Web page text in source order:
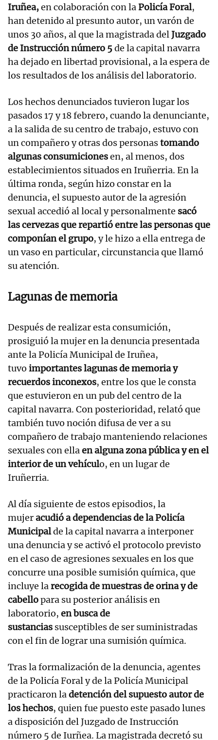
Iruñea,en colaboración con laPolicía Foral,
han detenido al presunto autor, un varón de
unos 30 años, al que la magistrada delJuzgado
de Instrucción número 5de la capital navarra
ha dejado en libertad provisional, a la espera de
los resultados de los análisis del laboratorio.
Los hechos denunciados tuvieron lugar los
pasados 17 y 18 febrero, cuando la denunciante,
a la salida de su centro de trabajo, estuvo con
un compañero y otras dos personastomando
algunas consumicionesen, al menos, dos
establecimientos situados en Iruñerria. En la
última ronda, según hizo constar en la
denuncia, el supuesto autor de la agresión
sexual accedió al local y personalmente sacó
las cervezas que repartió entre las personas que
componían el grupo, y le hizo a ella entrega de
un vaso en particular, circunstancia que llamó
su atención.
Lagunas de memoria
Después de realizar esta consumición,
prosiguió la mujer en la denuncia presentada
ante la Policía Municipal de Iruñea,
tuvo importantes lagunas de memoria y
recuerdos inconexos, entre los que le consta
que estuvieron en un pub del centro de la
capital navarra. Con posterioridad, relató que
también tuvo noción difusa de ver a su
compañero de trabajo manteniendo relaciones
sexuales con ellaen alguna zona pública y en el
interior de un vehículo, en un lugar de
Iruñerria.
Al día siguiente de estos episodios, la
mujeracudió a dependencias de la Policía
Municipalde la capital navarra a interponer
una denuncia y se activó el protocolo previsto
en el caso de agresiones sexuales en los que
concurre una posible sumisión química, que
incluye larecogida de muestras de orina y de
cabellopara su posterior análisis en
laboratorio, en busca de
sustancias susceptibles de ser suministradas
con el fin de lograr una sumisión química.
Tras la formalización de la denuncia, agentes
de la Policía Foral y de la Policía Municipal
practicaron ladetención del supuesto autor de
los hechos, quien fue puesto este pasado lunes
a disposición del Juzgado de Instrucción
número 5 de Iurñea. La magistrada decretó su